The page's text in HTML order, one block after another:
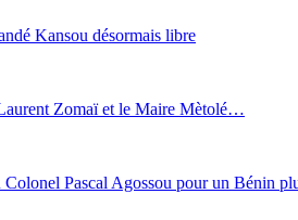
Kansou désormais libre
Zomaï et le Maire Mètolé…
Pascal Agossou pour un Bénin